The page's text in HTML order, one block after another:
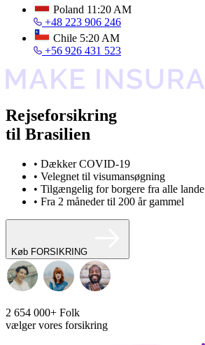
Poland 11:20 AM
+48 223 906 246
Chile 5:20 AM
+56 926 431 523
Rejseforsikring
til Brasilien
• Dækker COVID-19
• Velegnet til visumansøgning
• Tilgængelig for borgere fra alle lande
• Fra 2 måneder til 200 år gammel
Køb FORSIKRING
2 654 000+ Folk
vælger vores forsikring